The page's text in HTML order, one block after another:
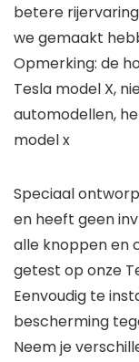
betere
we gemaakt
Opmerking: de
Tesla model X,
automodellen,
model x
Speciaal
en heeft geen
alle knoppen en
getest op onze
Eenvoudig te
bescherming
Neem je